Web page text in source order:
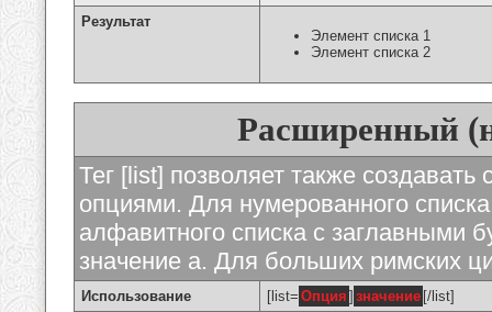
Результат
Элемент списка 1
Элемент списка 2
Расширенный
Тег [list] позволяет также
опциями. Для нумерованного
алфавитного списка с заглавными
значение а. Для больших римских
Использование [list= Опция ] значение [/list]